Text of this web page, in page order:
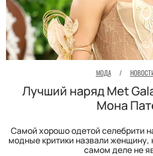
МОДА /
Лучший наряд Met
Мона
Самой хорошо одетой селебрити
модные критики назвали женщину,
самом деле не